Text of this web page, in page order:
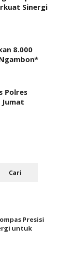
Sinergi
8.000
Polres
Presisi
untuk